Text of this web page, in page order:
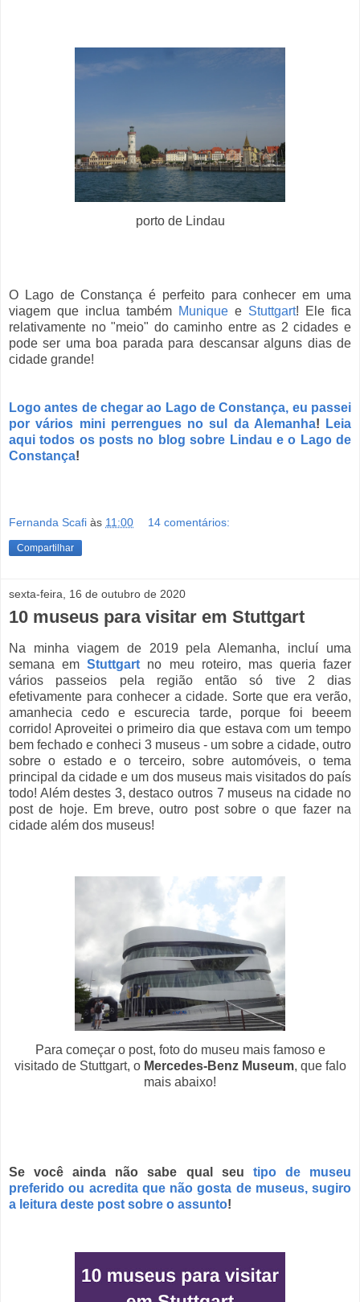
porto de Lindau
O Lago de Constança é perfeito para conhecer em uma
viagem que inclua também Munique e Stuttgart! Ele fica
relativamente no "meio" do caminho entre as 2 cidades e
pode ser uma boa parada para descansar alguns dias de
cidade grande!
Logo antes de chegar ao Lago de Constança, eu passei
por vários mini perrengues no sul da Alemanha!
Leia
aqui todos os posts no blog sobre Lindau e o Lago de
Constança!
Fernanda Scafi às 11:00 14 comentários:
Compartilhar
sexta-feira, 16 de outubro de 2020
10 museus para visitar em Stuttgart
Na minha viagem de 2019 pela Alemanha, incluí uma
semana emStuttgart no meu roteiro, mas queria fazer
vários passeios pela região então só tive 2 dias
efetivamente para conhecer a cidade. Sorte que era verão,
amanhecia cedo e escurecia tarde, porque foi beeem
corrido! Aproveitei o primeiro dia que estava com um tempo
bem fechado e conheci 3 museus - um sobre a cidade, outro
sobre o estado e o terceiro, sobre automóveis, o tema
principal da cidade e um dos museus mais visitados do país
todo! Além destes 3, destaco outros 7 museus na cidade no
post de hoje. Em breve, outro post sobre o que fazer na
cidade além dos museus!
Para começar o post, foto do museu mais famoso e
visitado de Stuttgart, o Mercedes-Benz Museum, que falo
mais abaixo!
Se você ainda não sabe qual seu tipo de museu
preferido ou acredita que não gosta de museus, sugiro
a leitura deste post sobre o assunto!